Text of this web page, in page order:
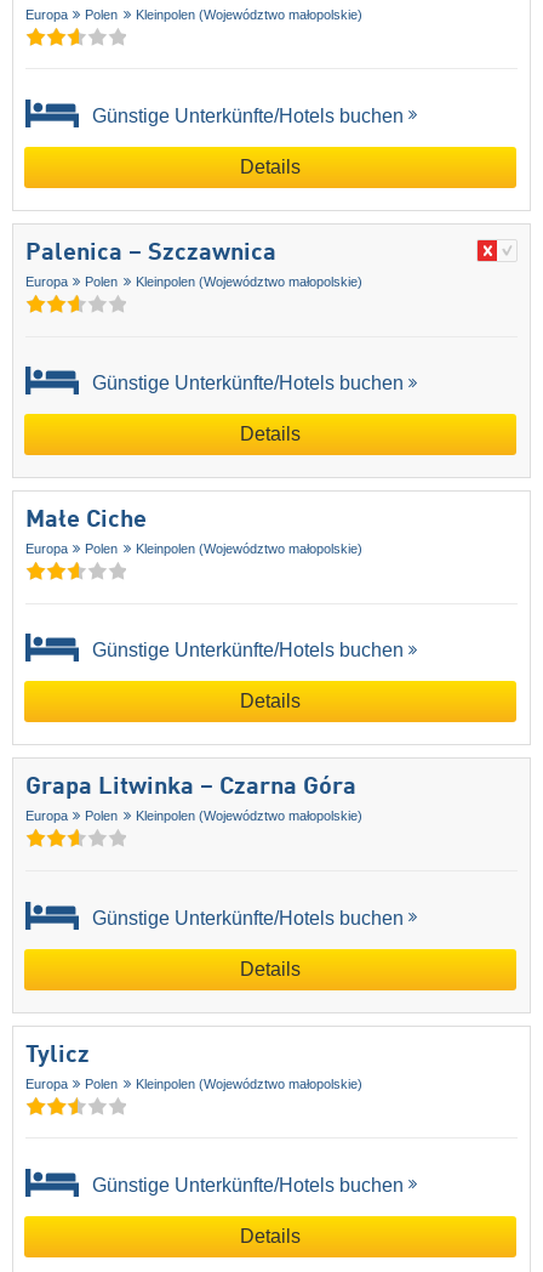
Europa Polen Kleinpolen (Województwo małopolskie)
Günstige Unterkünfte/Hotels buchen
Details
Palenica – Szczawnica
Europa Polen Kleinpolen (Województwo małopolskie)
Günstige Unterkünfte/Hotels buchen
Details
Małe Ciche
Europa Polen Kleinpolen (Województwo małopolskie)
Günstige Unterkünfte/Hotels buchen
Details
Grapa Litwinka – Czarna Góra
Europa Polen Kleinpolen (Województwo małopolskie)
Günstige Unterkünfte/Hotels buchen
Details
Tylicz
Europa Polen Kleinpolen (Województwo małopolskie)
Günstige Unterkünfte/Hotels buchen
Details